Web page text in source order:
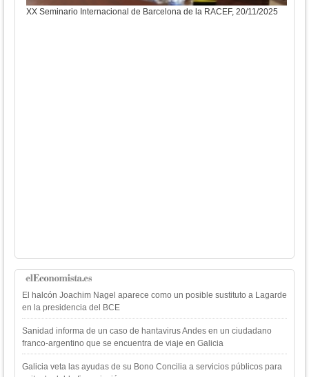
XX Seminario Internacional de Barcelona de la RACEF, 20/11/2025
El halcón Joachim Nagel aparece como un posible sustituto a Lagarde
en la presidencia del BCE
Sanidad informa de un caso de hantavirus Andes en un ciudadano
franco-argentino que se encuentra de viaje en Galicia
Galicia veta las ayudas de su Bono Concilia a servicios públicos para